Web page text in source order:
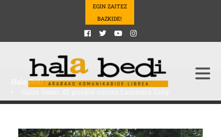
EGIN ZAITEZ
BAZKIDE!
Hala Bedi>